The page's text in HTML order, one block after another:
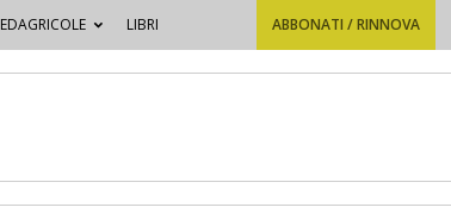
EDAGRICOLE LIBRI ABBONATI / RINNOVA